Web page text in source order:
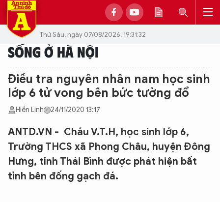
Thứ Sáu, ngày 07/08/2026, 19:31:32
SỐNG Ở HÀ NỘI
Điều tra nguyên nhân nam học sinh
lớp 6 tử vong bên bức tường đổ
Hiền Linh 24/11/2020 13:17
ANTD.VN - Cháu V.T.H, học sinh lớp 6,
Trường THCS xã Phong Châu, huyện Đông
Hưng, tỉnh Thái Bình được phát hiện bất
tỉnh bên đống gạch đá.